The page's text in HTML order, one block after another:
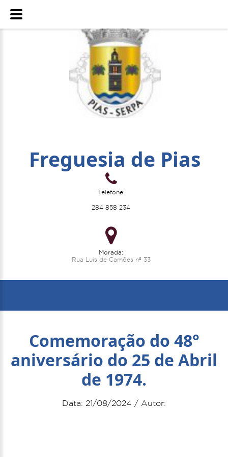
Freguesia de Pias
Telefone:
284 858 234
Morada:
Rua Luís de Camões nº 33
Comemoração do 48°
aniversário do 25 de Abril
de 1974.
Data: 21/08/2024 / Autor: